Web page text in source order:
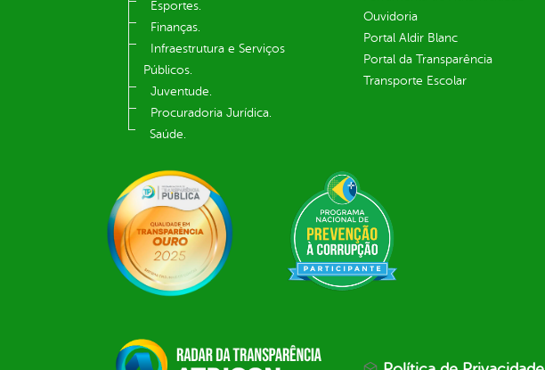
Esportes.
Finanças.
Infraestrutura e Serviços
Públicos.
Juventude.
Procuradoria Jurídica.
Saúde.
Ouvidoria
Portal Aldir Blanc
Portal da Transparência
Transporte Escolar